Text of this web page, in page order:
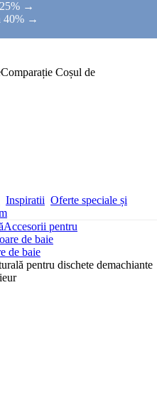
→
40% →
Comparație Coșul de
Inspiratii Oferte speciale și
Accesorii pentru
de baie
de baie